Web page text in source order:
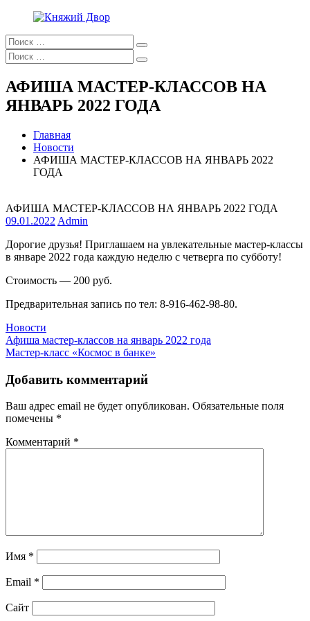
Перейти
содержимому
Княжий
Двор
ППМВК
Искать:
Поиск
Искать:
Поиск
АФИША МАСТЕР-КЛАССОВ НА
ЯНВАРЬ 2022 ГОДА
Главная
Новости
АФИША МАСТЕР-КЛАССОВ НА ЯНВАРЬ 2022
ГОДА
АФИША МАСТЕР-КЛАССОВ НА ЯНВАРЬ 2022 ГОДА
09.01.2022 Admin
Дорогие друзья! Приглашаем на увлекательные мастер-классы
в январе 2022 года каждую неделю с четверга по субботу!
Стоимость — 200 руб.
Предварительная запись по тел: 8-916-462-98-80.
Новости
Навигация
по
записям
Афиша мастер-классов на январь 2022 года
Мастер-класс «Космос в банке»
Добавить комментарий
Ваш адрес email не будет опубликован. Обязательные поля
помечены *
Комментарий *
Имя *
Email *
Сайт